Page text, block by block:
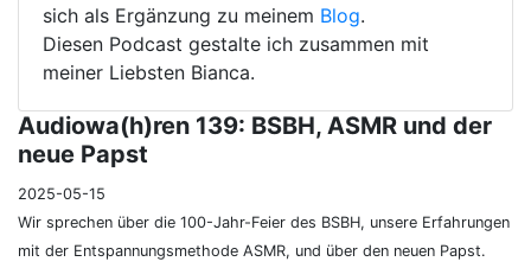
sich als Ergänzung zu meinem Blog.
Diesen Podcast gestalte ich zusammen mit
meiner Liebsten Bianca.
Audiowa(h)ren 139: BSBH, ASMR und der
neue Papst
2025-05-15
Wir sprechen über die 100-Jahr-Feier des BSBH, unsere Erfahrungen
mit der Entspannungsmethode ASMR, und über den neuen Papst.